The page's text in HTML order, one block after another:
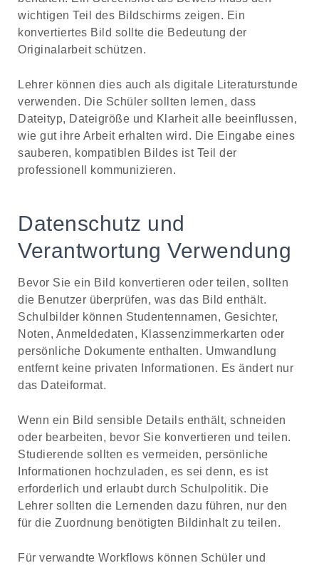
wichtigen Teil des Bildschirms zeigen. Ein
konvertiertes Bild sollte die Bedeutung der
Originalarbeit schützen.
Lehrer können dies auch als digitale Literaturstunde
verwenden. Die Schüler sollten lernen, dass
Dateityp, Dateigröße und Klarheit alle beeinflussen,
wie gut ihre Arbeit erhalten wird. Die Eingabe eines
sauberen, kompatiblen Bildes ist Teil der
professionell kommunizieren.
Datenschutz und
Verantwortung Verwendung
Bevor Sie ein Bild konvertieren oder teilen, sollten
die Benutzer überprüfen, was das Bild enthält.
Schulbilder können Studentennamen, Gesichter,
Noten, Anmeldedaten, Klassenzimmerkarten oder
persönliche Dokumente enthalten. Umwandlung
entfernt keine privaten Informationen. Es ändert nur
das Dateiformat.
Wenn ein Bild sensible Details enthält, schneiden
oder bearbeiten, bevor Sie konvertieren und teilen.
Studierende sollten es vermeiden, persönliche
Informationen hochzuladen, es sei denn, es ist
erforderlich und erlaubt durch Schulpolitik. Die
Lehrer sollten die Lernenden dazu führen, nur den
für die Zuordnung benötigten Bildinhalt zu teilen.
Für verwandte Workflows können Schüler und